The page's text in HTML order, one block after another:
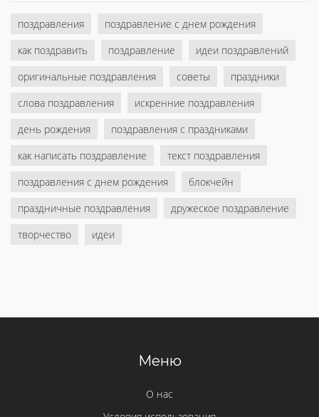
поздравления
поздравление с днем рождения
как поздравить
поздравление
идеи поздравлений
оригинальные поздравления
советы
праздники
слова поздравления
искренние поздравления
день рождения
поздравления с праздниками
как написать поздравление
текст поздравления
поздравления с днем рождения
блокчейн
праздничные поздравления
дружеское поздравление
творчество
идеи
Меню
О нас